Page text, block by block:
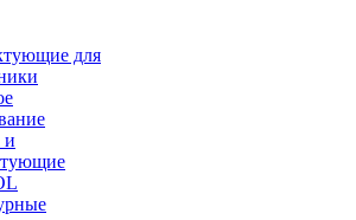
для
и